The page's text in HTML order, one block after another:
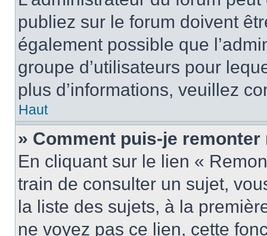
publiez sur le forum doivent
également possible que
groupe d’utilisateurs pour
plus d’informations, veuillez
Haut
» Comment puis-je
En cliquant sur le lien «
train de consulter un sujet,
la liste des sujets, à la
ne voyez pas ce lien, cette